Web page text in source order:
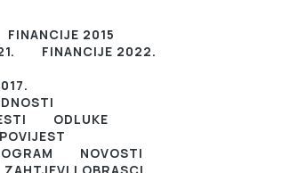
FINANCIJE 2015
FINANCIJE 2022.
ODLUKE
POVIJEST
NOVOSTI